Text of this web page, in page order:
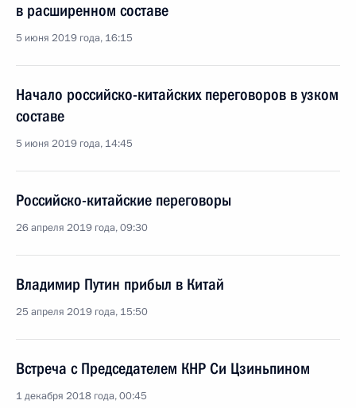
в расширенном составе
5 июня 2019 года, 16:15
Начало российско-китайских переговоров в узком
составе
5 июня 2019 года, 14:45
Российско-китайские переговоры
26 апреля 2019 года, 09:30
Владимир Путин прибыл в Китай
25 апреля 2019 года, 15:50
Встреча с Председателем КНР Си Цзиньпином
1 декабря 2018 года, 00:45